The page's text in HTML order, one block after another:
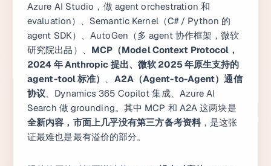
Azure AI Studio，做 agent orchestration 和
evaluation）、Semantic Kernel（C# / Python 的
agent SDK）、AutoGen（多 agent 协作框架，微软
研究院出品）、 MCP（Model Context Protocol，
2024 年 Anthropic 提出、微软 2025 年原生支持的
agent-tool 标准） 、 A2A（Agent-to-Agent）通信
协议、Dynamics 365 Copilot 集成、Azure AI
Search 做 grounding。其中 MCP 和 A2A 这两块是
全新内容，市面上几乎没有第三方备考资料，是这张
证最难也是最有溢价的部分。